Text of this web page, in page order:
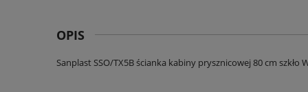
OPIS
Sanplast SSO/TX5B ścianka kabiny prysznicowej 80 cm szkło